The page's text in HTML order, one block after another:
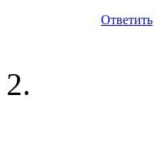
Ответить